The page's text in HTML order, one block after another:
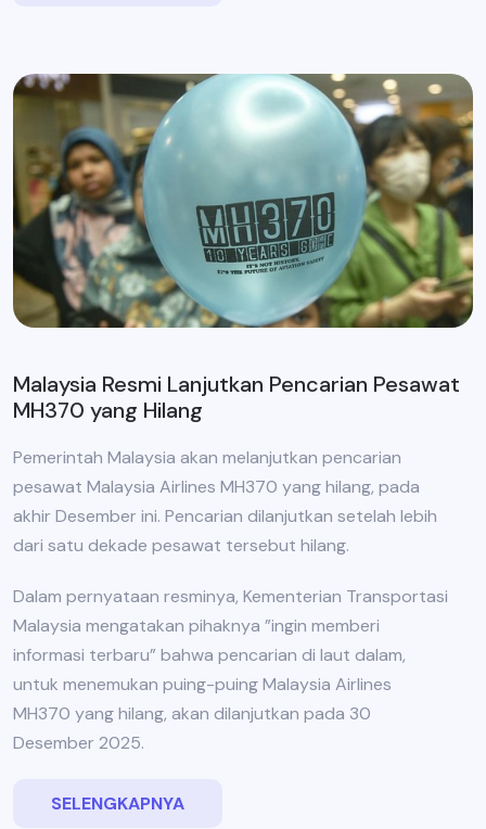
Malaysia Resmi Lanjutkan Pencarian Pesawat
MH370 yang Hilang
Pemerintah Malaysia akan melanjutkan pencarian
pesawat Malaysia Airlines MH370 yang hilang, pada
akhir Desember ini. Pencarian dilanjutkan setelah lebih
dari satu dekade pesawat tersebut hilang.
Dalam pernyataan resminya, Kementerian Transportasi
Malaysia mengatakan pihaknya ”ingin memberi
informasi terbaru” bahwa pencarian di laut dalam,
untuk menemukan puing-puing Malaysia Airlines
MH370 yang hilang, akan dilanjutkan pada 30
Desember 2025.
SELENGKAPNYA